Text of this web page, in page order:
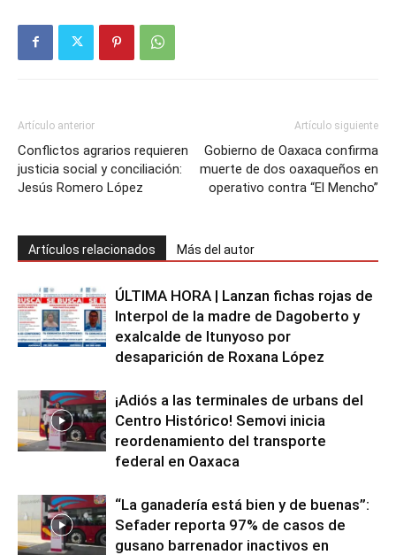
Artículo anterior
Conflictos agrarios requieren
justicia social y conciliación:
Jesús Romero López
Artículo siguiente
Gobierno de Oaxaca confirma
muerte de dos oaxaqueños en
operativo contra “El Mencho”
Artículos relacionados Más del autor
ÚLTIMA HORA | Lanzan fichas rojas de
Interpol de la madre de Dagoberto y
exalcalde de Itunyoso por
desaparición de Roxana López
¡Adiós a las terminales de urbans del
Centro Histórico! Semovi inicia
reordenamiento del transporte
federal en Oaxaca
“La ganadería está bien y de buenas”:
Sefader reporta 97% de casos de
gusano barrenador inactivos en